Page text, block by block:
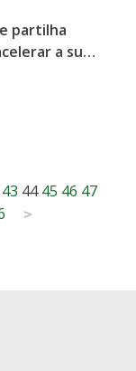
partilha
a sua
43 44 45 46 47
>